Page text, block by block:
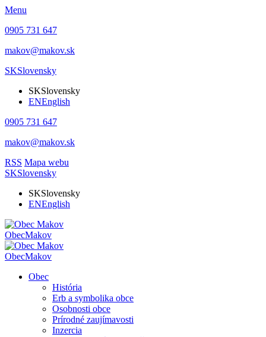
Menu
0905 731 647
makov@makov.sk
SKSlovensky
SKSlovensky
ENEnglish
0905 731 647
makov@makov.sk
RSS Mapa webu
SKSlovensky
SKSlovensky
ENEnglish
ObecMakov
ObecMakov
Obec
História
Erb a symbolika obce
Osobnosti obce
Prírodné zaujímavosti
Inzercia